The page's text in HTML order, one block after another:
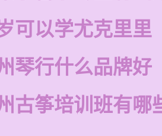
可以学尤克里里
琴行什么品牌好
古筝培训班有哪